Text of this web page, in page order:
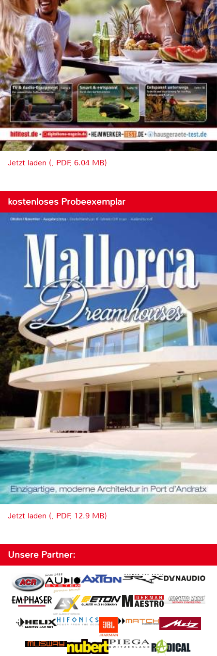
Jetzt laden (, PDF, 6.04 MB)
kostenloses Probeexemplar
Jetzt laden (, PDF, 12.9 MB)
Unsere Partner: